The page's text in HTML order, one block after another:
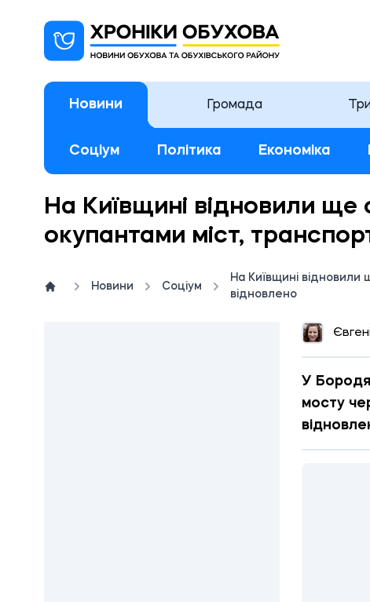
Новини Громада
Соціум Політика Економіка
На Київщині відновили ще
окупантами міст,
Новини Соціум
На Київщині
відновлено
У
мосту